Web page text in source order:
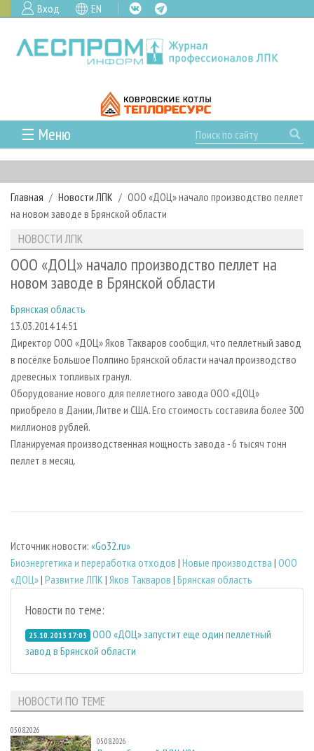
Вход EN
☰ Меню
ГЛАВНАЯ
РУБРИКИ И ТЕМЫ
РУБРИКИ ЖУРНАЛА
ЛЕСОЗАГОТОВКА
ЛЕСОПИЛЕНИЕ
СУШКА ДРЕВЕСИНЫ
ПРОИЗВОДСТВО ДРЕВЕСНЫХ ПЛИТ
ДЕРЕВЯННОЕ ДОМОСТРОЕНИЕ
ПРОИЗВОДСТВО МЕБЕЛИ
БИОЭНЕРГЕТИКА
ЦБП
ИНСТРУМЕНТ И МАТЕРИАЛЫ
НОВОСТИ
НОВОСТИ ЛПК
НОВОСТИ ЖУРНАЛА
ПРОЕКТЫ ЛПИ
АНАЛИТИКА
ПРЕДПРИЯТИЯ ЛПК
ПЕРСОНЫ
МОБИЛЬНЫЕ ВЫСТАВКИ
ОФИЦИАЛЬНЫЕ ДЕЛЕГАЦИИ
ПРИОРИТЕТНЫЕ ИНВЕСТПРОЕКТЫ
RUSSIAN FORESTRY REVIEW
ГАЗЕТА ЛЕСПРОМФОРУМ
БИБЛИОТЕКА СПЕЦИАЛИСТА
АРХИВ
АРХИВ ЖУРНАЛОВ
СТАТЬИ
О ЖУРНАЛЕ
ПОДПИСКА
КОНТАКТЫ
РЕКЛАМОДАТЕЛЯМ
РЕКЛАМА
РЕКЛАМА НА САЙТЕ
Главная Новости ЛПК
ООО «ДОЦ» начало производство пеллет
на новом заводе в Брянской области
НОВОСТИ ЛПК
ООО «ДОЦ» начало производство пеллет на
новом заводе в Брянской области
Брянская область
13.03.2014 14:51
Директор ООО «ДОЦ» Яков Такваров сообщил, что пеллетный завод
в посёлке Большое Полпино Брянской области начал производство
древесных топливых гранул.
Оборудование нового для пеллетного завода ООО «ДОЦ»
приобрело в Дании, Литве и США. Его стоимость составила более 300
миллионов рублей.
Планируемая производственная мощность завода - 6 тысяч тонн
пеллет в месяц.
Источник новости: «Go32.ru»
Биoэнергетика и переработка отходов | Новые производства | ООО
«ДОЦ»| Развитие ЛПК | Яков Такваров | Брянская область
Новости по теме:
25.10.2013 17:05 ООО «ДОЦ» запустит еще один пеллетный
завод в Брянской области
НОВОСТИ ПО ТЕМЕ
05.08.2026
05.08.2026